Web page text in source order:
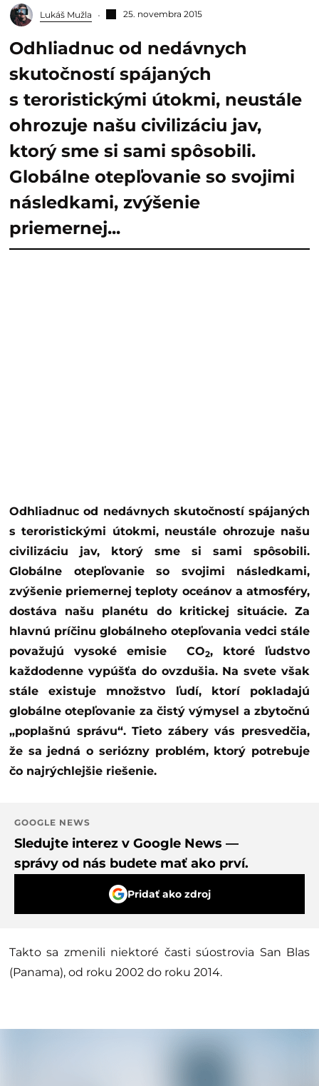
Lukáš Mužla 25. novembra 2015
Odhliadnuc od nedávnych
skutočností spájaných
s teroristickými útokmi, neustále
ohrozuje našu civilizáciu jav,
ktorý sme si sami spôsobili.
Globálne otepľovanie so svojimi
následkami, zvýšenie
priemernej...
Odhliadnuc od nedávnych skutočností spájaných
s teroristickými útokmi, neustále ohrozuje našu
civilizáciu jav, ktorý sme si sami spôsobili.
Globálne otepľovanie so svojimi následkami,
zvýšenie priemernej teploty oceánov a atmosféry,
dostáva našu planétu do kritickej situácie. Za
hlavnú príčinu globálneho otepľovania vedci stále
považujú vysoké emisie CO2, ktoré ľudstvo
každodenne vypúšťa do ovzdušia. Na svete však
stále existuje množstvo ľudí, ktorí pokladajú
globálne otepľovanie za čistý výmysel a zbytočnú
„poplašnú správu“. Tieto zábery vás presvedčia,
že sa jedná o seriózny problém, ktorý potrebuje
čo najrýchlejšie riešenie.
GOOGLE NEWS
Sledujte interez v Google News —
správy od nás budete mať ako prví.
Pridať ako zdroj
Takto sa zmenili niektoré časti súostrovia San Blas
(Panama), od roku 2002 do roku 2014.